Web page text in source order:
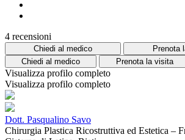
4 recensioni
Chiedi al medico
Prenota
Chiedi al medico
Prenota la visita
Visualizza profilo completo
Visualizza profilo completo
Dott. Pasqualino Savo
Chirurgia Plastica Ricostruttiva ed Estetica –